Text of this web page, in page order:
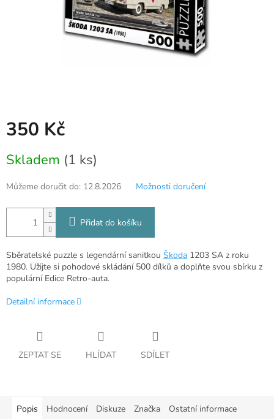
350 Kč
cena:
Skladem (1 ks)
Můžeme doručit do: 12.8.2026 Možnosti doručení
Přidat do košíku
Sběratelské puzzle s legendární sanitkou Škoda 1203 SA z roku
1980. Užijte si pohodové skládání 500 dílků a doplňte svou sbírku z
populární Edice Retro-auta.
Detailní informace
ZEPTAT SE HLÍDAT SDÍLET
Popis Hodnocení Diskuze Značka Ostatní informace